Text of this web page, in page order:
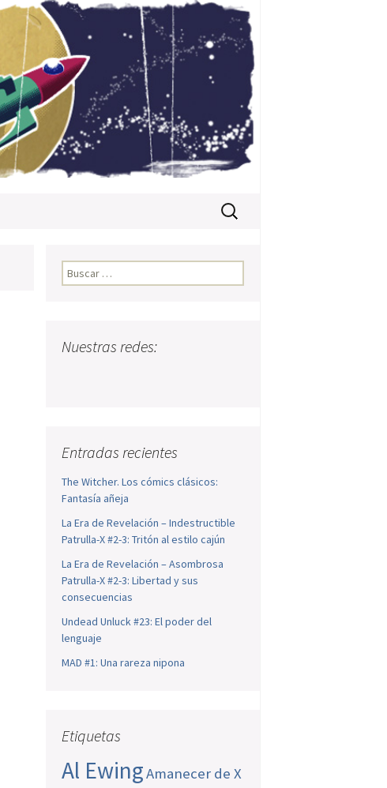
Buscar:
Buscar:
Nuestras redes:
Entradas recientes
The Witcher. Los cómics clásicos:
Fantasía añeja
La Era de Revelación – Indestructible
Patrulla-X #2-3: Tritón al estilo cajún
La Era de Revelación – Asombrosa
Patrulla-X #2-3: Libertad y sus
consecuencias
Undead Unluck #23: El poder del
lenguaje
MAD #1: Una rareza nipona
Etiquetas
Al EwingAmanecer de X